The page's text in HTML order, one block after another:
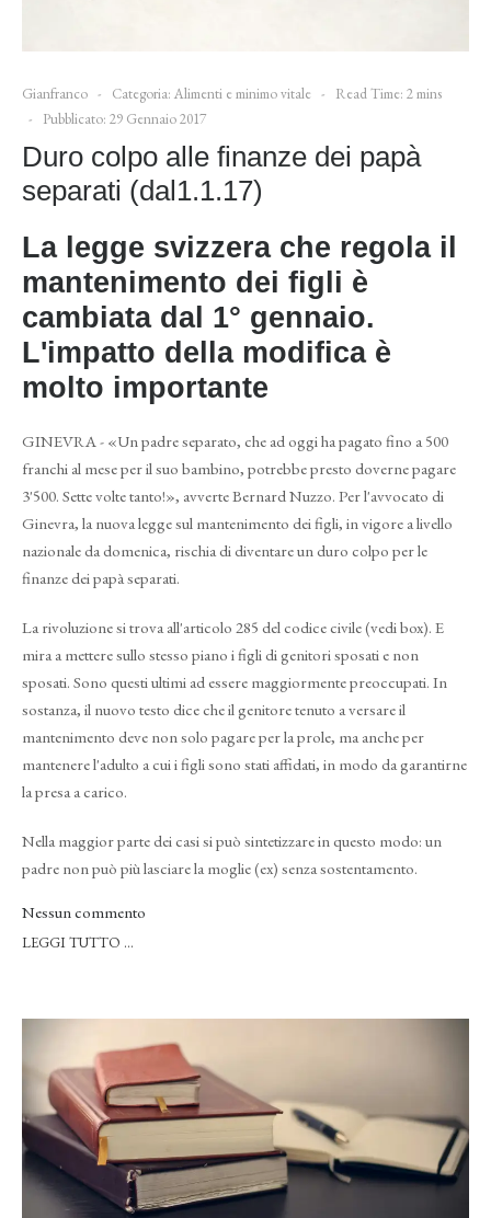
Gianfranco Categoria: Alimenti e minimo vitale
Read Time: 2 mins
Pubblicato: 29 Gennaio 2017
Duro colpo alle finanze dei papà
separati (dal1.1.17)
La legge svizzera che regola il
mantenimento dei figli è
cambiata dal 1° gennaio.
L'impatto della modifica è
molto importante
GINEVRA - «Un padre separato, che ad oggi ha pagato fino a 500
franchi al mese per il suo bambino, potrebbe presto doverne pagare
3'500. Sette volte tanto!», avverte Bernard Nuzzo. Per l'avvocato di
Ginevra, la nuova legge sul mantenimento dei figli, in vigore a livello
nazionale da domenica, rischia di diventare un duro colpo per le
finanze dei papà separati.
La rivoluzione si trova all'articolo 285 del codice civile (vedi box). E
mira a mettere sullo stesso piano i figli di genitori sposati e non
sposati. Sono questi ultimi ad essere maggiormente preoccupati. In
sostanza, il nuovo testo dice che il genitore tenuto a versare il
mantenimento deve non solo pagare per la prole, ma anche per
mantenere l'adulto a cui i figli sono stati affidati, in modo da garantirne
la presa a carico.
Nella maggior parte dei casi si può sintetizzare in questo modo: un
padre non può più lasciare la moglie (ex) senza sostentamento.
Nessun commento
LEGGI TUTTO …